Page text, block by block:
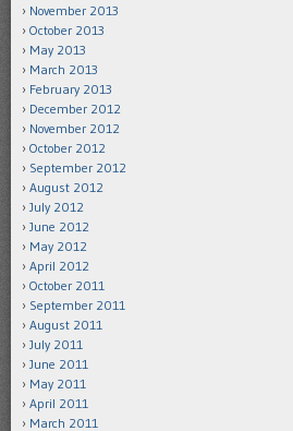
November 2013
October 2013
May 2013
March 2013
February 2013
December 2012
November 2012
October 2012
September 2012
August 2012
July 2012
June 2012
May 2012
April 2012
October 2011
September 2011
August 2011
July 2011
June 2011
May 2011
April 2011
March 2011